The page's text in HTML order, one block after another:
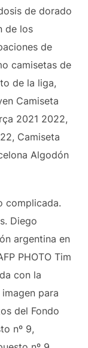
de dorado
de los
de
camisetas de
de la liga,
Camiseta
2021 2022,
Camiseta
Algodón
complicada.
Diego
argentina en
PHOTO Tim
con la
para
del Fondo
nº 9,